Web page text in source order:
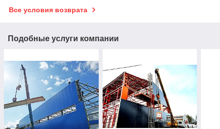
Все условия возврата
Подобные услуги компании